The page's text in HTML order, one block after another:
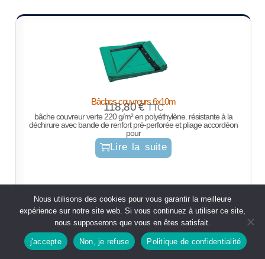
Bâches couvreurs 6x10m
118,80€ TTC
bâche couvreur verte 220 g/m² en polyéthylène. résistante à la
déchirure avec bande de renfort pré-perforée et pliage accordéon
pour
Lire la suite
Boutique rechercher
Nous utilisons des cookies pour vous garantir la meilleure
expérience sur notre site web. Si vous continuez à utiliser ce site,
nous supposerons que vous en êtes satisfait.
j'accepte Non, je refuse Politique de confidentialité